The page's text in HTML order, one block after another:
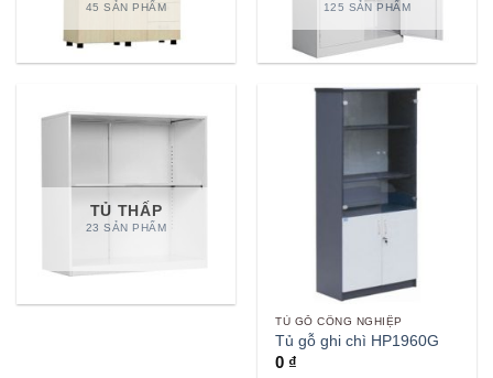
45 SẢN PHẨM 125 SẢN PHẨM
TỦ THẤP
23 SẢN PHẨM
TỦ GỖ CÔNG NGHIỆP
Tủ gỗ ghi chì HP1960G
0 ₫